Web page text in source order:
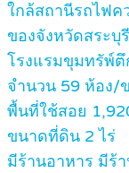
ใกล้สถานีรถไฟค
ของจังหวัดสระบุรี
โรงแรมขุมทรัพ์
จำนวน 59 ห้อง/
พื้นที่ใช้สอย
ขนาดที่ดิน 2 ไร่
มีร้านอาหาร มีร้